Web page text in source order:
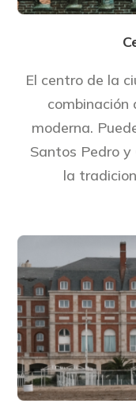
El centro de la
moderna.
Santos Pedro y
la